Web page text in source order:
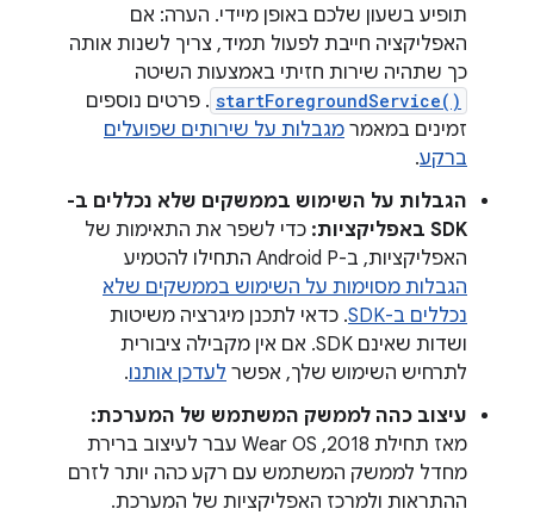
תופיע בשעון שלכם באופן מיידי. הערה: אם
האפליקציה חייבת לפעול תמיד, צריך לשנות אותה
כך שתהיה שירות חזיתי באמצעות השיטה
startForegroundService() . פרטים נוספים
זמינים במאמר מגבלות על שירותים שפועלים
ברקע.
הגבלות על השימוש בממשקים שלא נכללים ב-
SDK באפליקציות:
כדי לשפר את התאימות של
האפליקציות, ב-Android P התחילו להטמיע
הגבלות מסוימות על השימוש בממשקים שלא
נכללים ב-SDK
. כדאי לתכנן מיגרציה משיטות
ושדות שאינם SDK. אם אין מקבילה ציבורית
לתרחיש השימוש שלך, אפשר לעדכן אותנו.
עיצוב כהה לממשק המשתמש של המערכת:
מאז תחילת 2018, Wear OS עבר לעיצוב ברירת
מחדל לממשק המשתמש עם רקע כהה יותר לזרם
ההתראות ולמרכז האפליקציות של המערכת.